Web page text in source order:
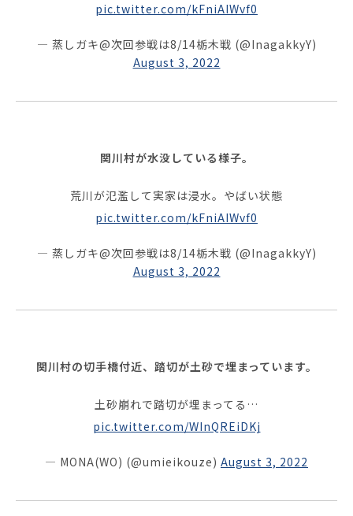
pic.twitter.com/kFniAIWvf0
— 蒸しガキ@次回参戦は8/14栃木戦 (@InagakkyY)
August 3, 2022
関川村が水没している様子。
荒川が氾濫して実家は浸水。やばい状態
pic.twitter.com/kFniAIWvf0
— 蒸しガキ@次回参戦は8/14栃木戦 (@InagakkyY)
August 3, 2022
関川村の切手橋付近、踏切が土砂で埋まっています。
土砂崩れで踏切が埋まってる…
pic.twitter.com/WInQREiDKj
— MONA(WO) (@umieikouze) August 3, 2022